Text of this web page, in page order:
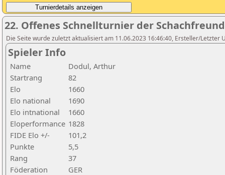
22. Offenes Schnellturnier der
Die Seite wurde zuletzt aktualisiert am 11.06.2023 16:46:40, Ersteller/Letzter
Spieler Info
Name
Dodul, Arthur
Startrang
82
Elo
1660
Elo national
1690
Elo intnational
1660
Eloperformance 1828
FIDE Elo +/-
101,2
Punkte
5,5
Rang
37
Föderation
GER